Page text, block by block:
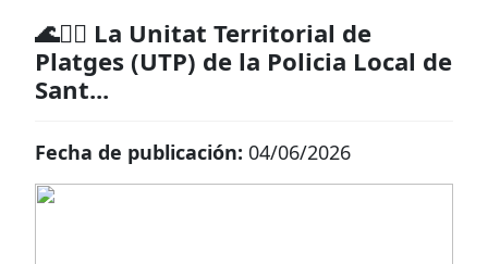
🌊👮‍♀️ La Unitat Territorial de
Platges (UTP) de la Policia Local de
Sant...
Fecha de publicación: 04/06/2026